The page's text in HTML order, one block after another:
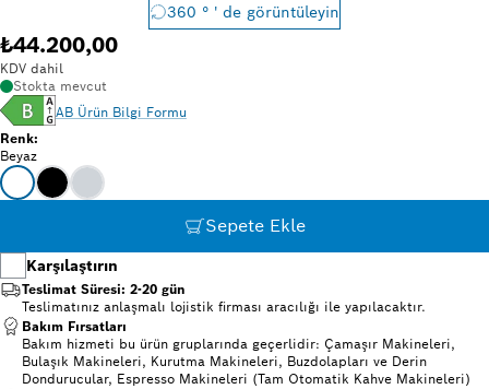
360 ° ' de görüntüleyin
₺44.200,00
KDV dahil
Stokta mevcut
AB Ürün Bilgi Formu
Renk:
Beyaz
Sepete Ekle
Karşılaştırın
Teslimat Süresi: 2-20 gün
Teslimatınız anlaşmalı lojistik firması aracılığı ile yapılacaktır.
Bakım Fırsatları
Bakım hizmeti bu ürün gruplarında geçerlidir: Çamaşır Makineleri,
Bulaşık Makineleri, Kurutma Makineleri, Buzdolapları ve Derin
Dondurucular, Espresso Makineleri (Tam Otomatik Kahve Makineleri)